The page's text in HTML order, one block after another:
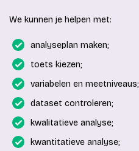
We kunnen je helpen met:
analyseplan maken;
toets kiezen;
variabelen en meetniveaus;
dataset controleren;
kwalitatieve analyse;
kwantitatieve analyse;